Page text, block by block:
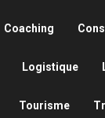
Coaching
Logistique
Tourisme